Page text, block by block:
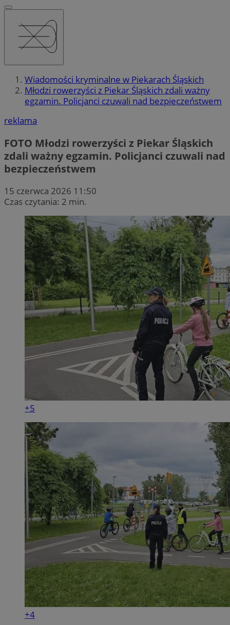
Wiadomości kryminalne w Piekarach Śląskich
Młodzi rowerzyści z Piekar Śląskich zdali ważny
egzamin. Policjanci czuwali nad bezpieczeństwem
reklama
FOTO Młodzi rowerzyści z Piekar Śląskich
zdali ważny egzamin. Policjanci czuwali nad
bezpieczeństwem
15 czerwca 2026 11:50
Czas czytania: 2 min.
+5
+4